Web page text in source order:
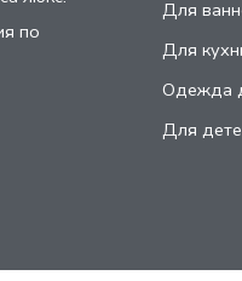
по
Для
Для
Одежда
Для